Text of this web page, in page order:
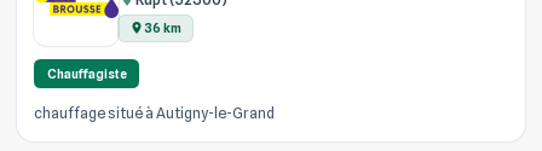
36 km
Chauffagiste
chauffage situé à Autigny-le-Grand